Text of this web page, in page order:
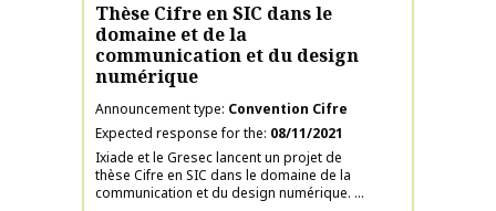
Thèse Cifre en SIC dans le
domaine et de la
communication et du design
numérique
Announcement type Convention Cifre
Expected response for the 08/11/2021
Ixiade et le Gresec lancent un projet de
thèse Cifre en SIC dans le domaine de la
communication et du design numérique. ...